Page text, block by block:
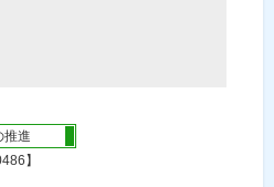
推進
】